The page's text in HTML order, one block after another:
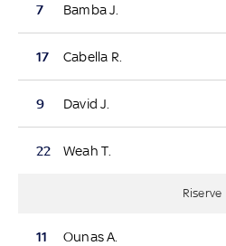
7 Bamba J.
17 Cabella R.
9 David J.
22 Weah T.
Riserve
11 Ounas A.